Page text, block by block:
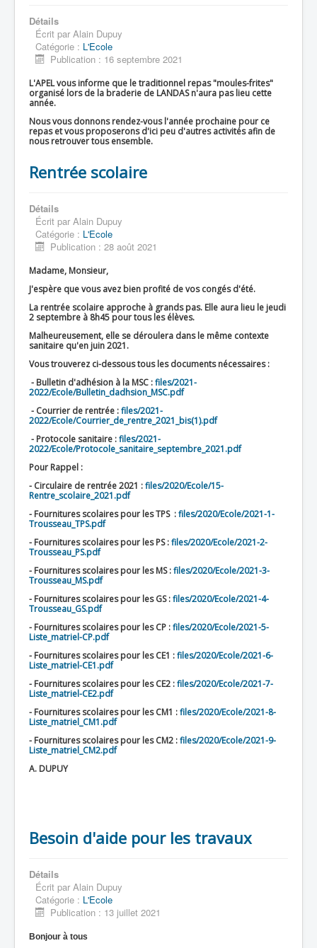
Détails
Écrit par Alain Dupuy
Catégorie : L'Ecole
Publication : 16 septembre 2021
L'APEL vous informe que le traditionnel repas "moules-frites"
organisé lors de la braderie de LANDAS n'aura pas lieu cette
année.
Nous vous donnons rendez-vous l'année prochaine pour ce
repas et vous proposerons d'ici peu d'autres activités afin de
nous retrouver tous ensemble.
Rentrée scolaire
Détails
Écrit par Alain Dupuy
Catégorie : L'Ecole
Publication : 28 août 2021
Madame, Monsieur,
J'espère que vous avez bien profité de vos congés d'été.
La rentrée scolaire approche à grands pas. Elle aura lieu le jeudi
2 septembre à 8h45 pour tous les élèves.
Malheureusement, elle se déroulera dans le même contexte
sanitaire qu'en juin 2021.
Vous trouverez ci-dessous tous les documents nécessaires :
- Bulletin d'adhésion à la MSC :files/2021-
2022/Ecole/Bulletin_dadhsion_MSC.pdf
- Courrier de rentrée :files/2021-
2022/Ecole/Courrier_de_rentre_2021_bis(1).pdf
- Protocole sanitaire :files/2021-
2022/Ecole/Protocole_sanitaire_septembre_2021.pdf
Pour Rappel :
- Circulaire de rentrée 2021 :files/2020/Ecole/15-
Rentre_scolaire_2021.pdf
- Fournitures scolaires pour les TPS :files/2020/Ecole/2021-1-
Trousseau_TPS.pdf
- Fournitures scolaires pour les PS :files/2020/Ecole/2021-2-
Trousseau_PS.pdf
- Fournitures scolaires pour les MS :files/2020/Ecole/2021-3-
Trousseau_MS.pdf
- Fournitures scolaires pour les GS :files/2020/Ecole/2021-4-
Trousseau_GS.pdf
- Fournitures scolaires pour les CP :files/2020/Ecole/2021-5-
Liste_matriel-CP.pdf
- Fournitures scolaires pour les CE1 :files/2020/Ecole/2021-6-
Liste_matriel-CE1.pdf
- Fournitures scolaires pour les CE2 :files/2020/Ecole/2021-7-
Liste_matriel-CE2.pdf
- Fournitures scolaires pour les CM1 :files/2020/Ecole/2021-8-
Liste_matriel_CM1.pdf
- Fournitures scolaires pour les CM2 :files/2020/Ecole/2021-9-
Liste_matriel_CM2.pdf
A. DUPUY
Besoin d'aide pour les travaux
Détails
Écrit par Alain Dupuy
Catégorie : L'Ecole
Publication : 13 juillet 2021
Bonjour à tous